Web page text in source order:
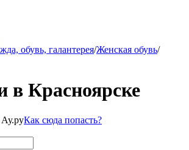
обувь, галантерея/Женская обувь/
в Красноярске
Как сюда попасть?